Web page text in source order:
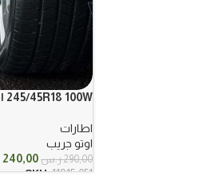
245/45R18 100W اوتو جريب
اطارات
اوتو جريب
290,00ر.س السعر
الأصلي
240,00
SKU:11915-051